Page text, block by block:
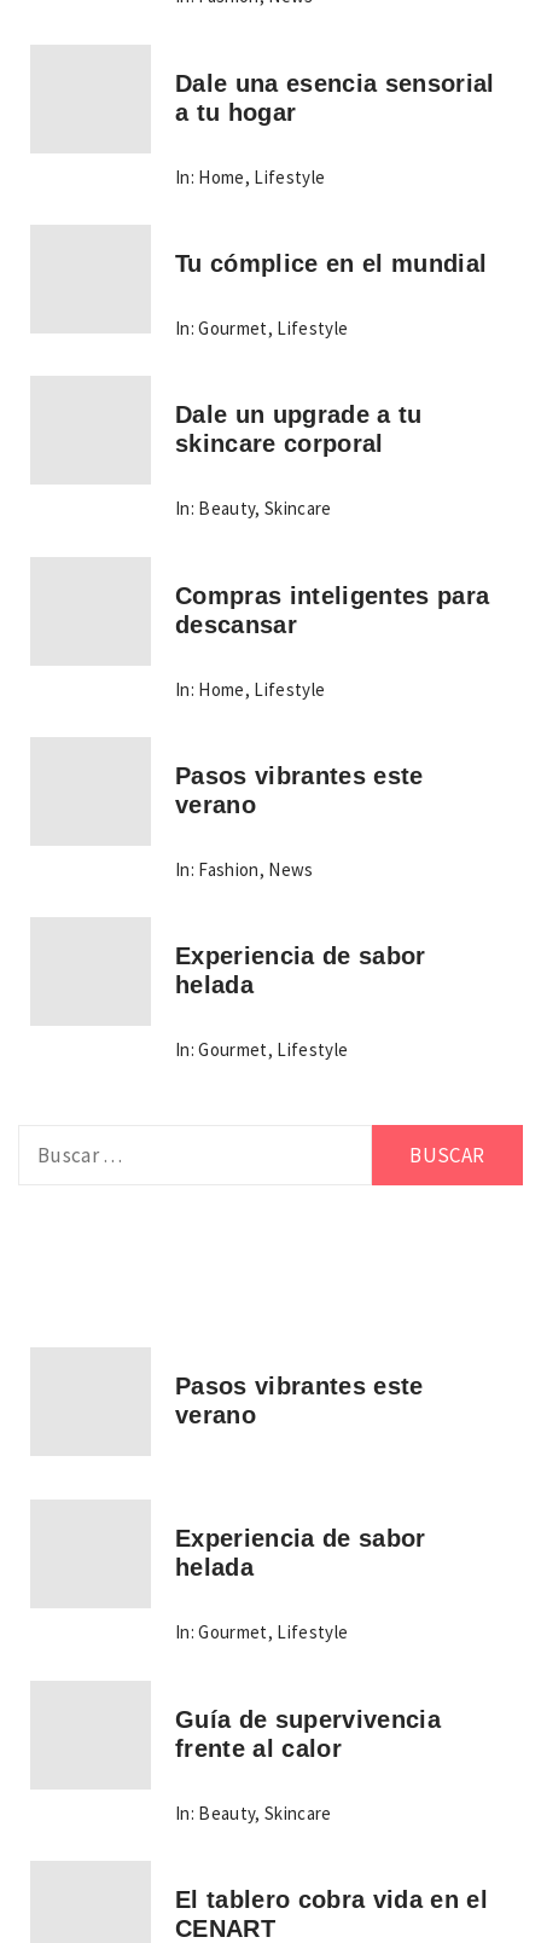
Dale una esencia sensorial
a tu hogar
In: Home, Lifestyle
Tu cómplice en el mundial
In: Gourmet, Lifestyle
Dale un upgrade a tu
skincare corporal
In: Beauty,Skincare
Compras inteligentes para
descansar
In: Home, Lifestyle
Pasos vibrantes este
verano
In: Fashion, News
Experiencia de sabor
helada
In: Gourmet, Lifestyle
Pasos vibrantes este
verano
Experiencia de sabor
helada
In: Gourmet, Lifestyle
Guía de supervivencia
frente al calor
In: Beauty,Skincare
El tablero cobra vida en el
CENART